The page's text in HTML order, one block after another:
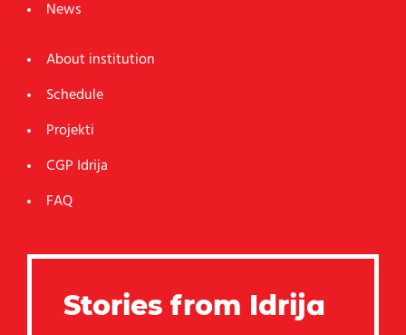
News
About institution
Schedule
Projekti
CGP Idrija
FAQ
Stories from Idrija